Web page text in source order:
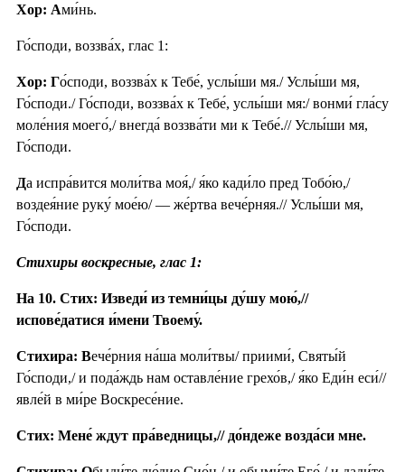
Хор: Ами́нь.
Го́споди, воззва́х, глас 1:
Хор: Го́споди, воззва́х к Тебе́, услы́ши мя./ Услы́ши мя,
Го́споди./ Го́споди, воззва́х к Тебе́, услы́ши мя:/ вонми́ гла́су
моле́ния моего́,/ внегда́ воззва́ти ми к Тебе́.// Услы́ши мя,
Го́споди.
Да испра́вится моли́тва моя́,/ я́ко кади́ло пред Тобо́ю,/
воздея́ние руку́ мое́ю/ — же́ртва вече́рняя.// Услы́ши мя,
Го́споди.
Стихиры воскресные, глас 1:
На 10. Стих: Изведи́ из темни́цы ду́шу мою́,//
испове́датися и́мени Твоему́.
Стихира: Вече́рния на́ша моли́твы/ приими́, Святы́й
Го́споди,/ и пода́ждь нам оставле́ние грехо́в,/ я́ко Еди́н еси́//
явле́й в ми́ре Воскресе́ние.
Стих: Мене́ ждут пра́ведницы,// до́ндеже возда́си мне.